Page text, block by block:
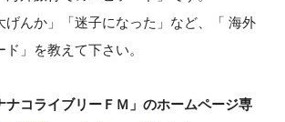
げんか」「迷子になった」など、 「 海外
ド」を教えて下さい。
ナコライブリーＦＭ」のホームページ専